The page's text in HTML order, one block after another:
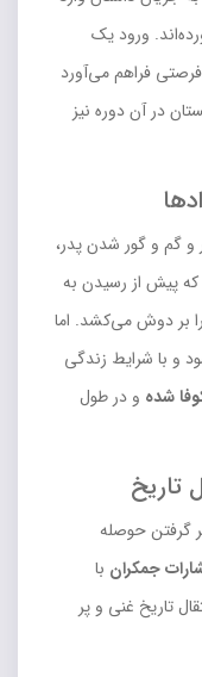
ورود یک
فراهم می‌آورد
در آن دوره نیز
و گم و گور شدن پدر،
پیش از رسیدن به
را بر دوش می‌کشد. اما
و با شرایط زندگی
شده و در طول
تاریخ
گرفتن حوصله
جمکران با
تاریخ غنی و پر